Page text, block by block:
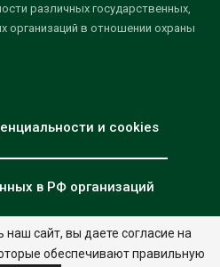
различных государственных,
организаций в отношении охраны
и cookies
в РФ организаций
защищены. Дизайн:nia.eco
сайт, вы даете согласие на
обеспечивают правильную